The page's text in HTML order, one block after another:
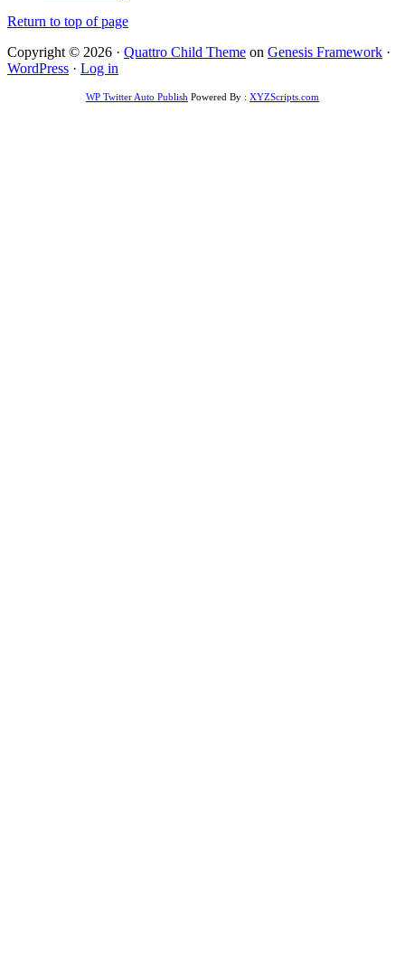
Return to top of page
Copyright © 2026 · Quattro Child Theme on Genesis Framework ·
WordPress · Log in
WP Twitter Auto Publish Powered By : XYZScripts.com